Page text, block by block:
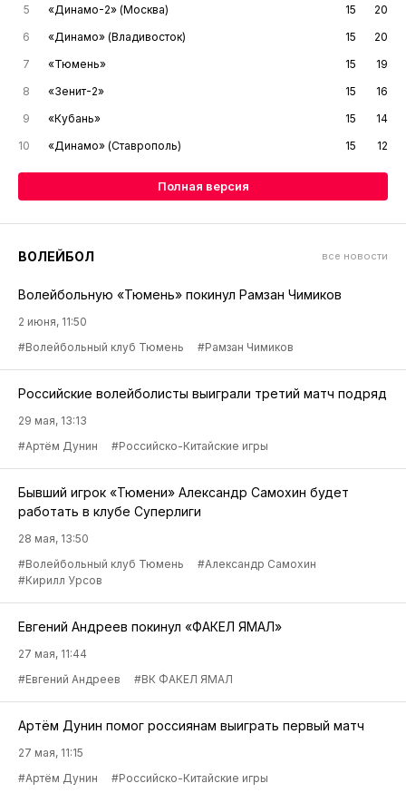
5
«Динамо-2» (Москва) 15
20
6
«Динамо» (Владивосток) 15
20
7
«Тюмень» 15
19
8
«Зенит-2» 15
16
9
«Кубань» 15
14
10
«Динамо» (Ставрополь) 15 12
Полная версия
ВОЛЕЙБОЛ все новости
Волейбольную «Тюмень» покинул Рамзан Чимиков
2 июня, 11:50
#Волейбольный клуб Тюмень
#Рамзан Чимиков
Российские волейболисты выиграли третий матч подряд
29 мая, 13:13
#Артём Дунин
#Российско-Китайские игры
Бывший игрок «Тюмени» Александр Самохин будет
работать в клубе Суперлиги
28 мая, 13:50
#Волейбольный клуб Тюмень
#Александр Самохин
#Кирилл Урсов
Евгений Андреев покинул «ФАКЕЛ ЯМАЛ»
27 мая, 11:44
#Евгений Андреев
#ВК ФАКЕЛ ЯМАЛ
Артём Дунин помог россиянам выиграть первый матч
27 мая, 11:15
#Артём Дунин
#Российско-Китайские игры